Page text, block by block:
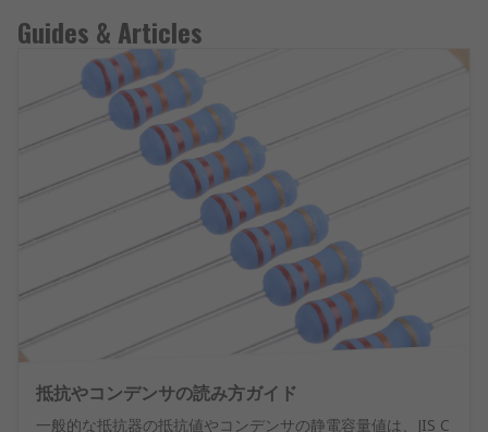
Guides & Articles
抵抗やコンデンサの読み方ガイド
一般的な抵抗器の抵抗値やコンデンサの静電容量値は、JIS C